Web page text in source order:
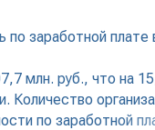
по заработной плате
млн. руб., что на
Количество
по заработной